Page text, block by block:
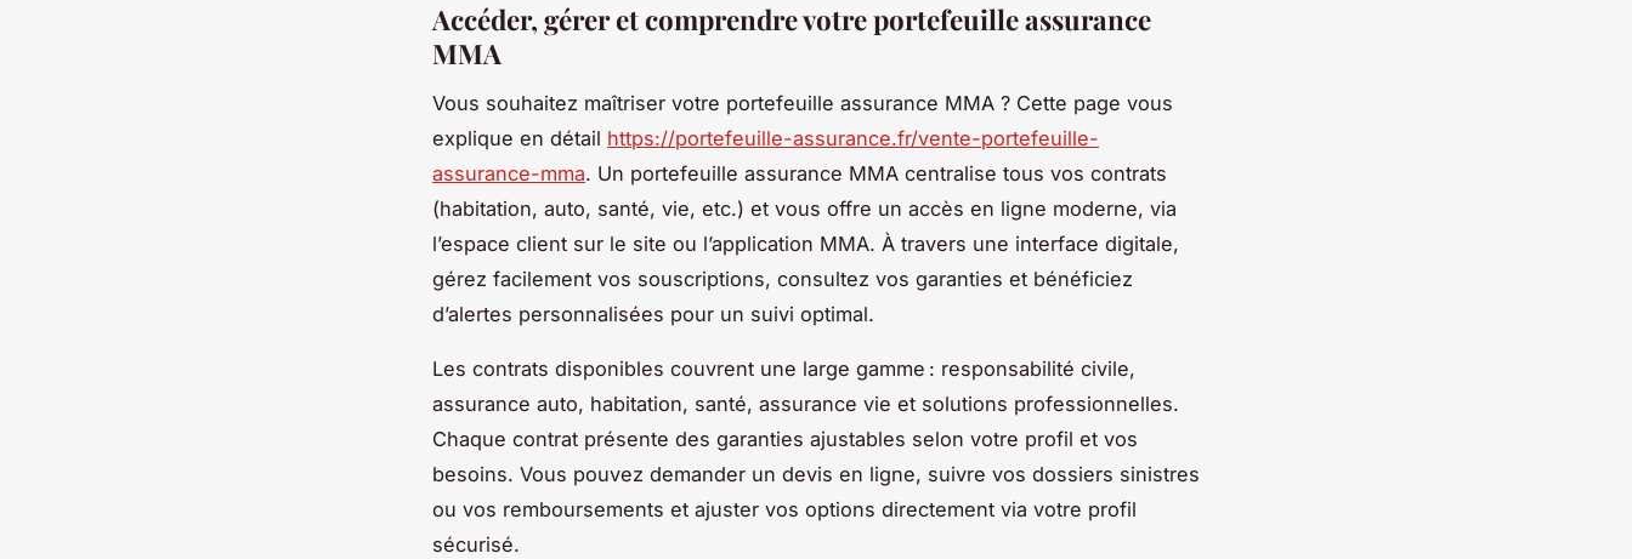
Accéder, gérer et comprendre votre portefeuille assurance
MMA
Vous souhaitez maîtriser votre portefeuille assurance MMA ? Cette page vous
explique en détail https://portefeuille-assurance.fr/vente-portefeuille-
assurance-mma. Un portefeuille assurance MMA centralise tous vos contrats
(habitation, auto, santé, vie, etc.) et vous offre un accès en ligne moderne, via
l’espace client sur le site ou l’application MMA. À travers une interface digitale,
gérez facilement vos souscriptions, consultez vos garanties et bénéficiez
d’alertes personnalisées pour un suivi optimal.
Les contrats disponibles couvrent une large gamme : responsabilité civile,
assurance auto, habitation, santé, assurance vie et solutions professionnelles.
Chaque contrat présente des garanties ajustables selon votre profil et vos
besoins. Vous pouvez demander un devis en ligne, suivre vos dossiers sinistres
ou vos remboursements et ajuster vos options directement via votre profil
sécurisé.